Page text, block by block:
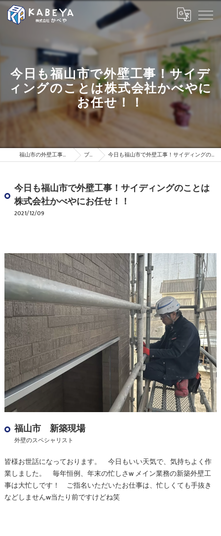
今日も福山市で外壁工事！サイデ
ィングのことは株式会社かべやに
お任せ！！
福山市の外壁工事は株式会社かべや ブログ 今日も福山市で外壁工事！サイディングのことは株式会社かべやにお任せ！！
今日も福山市で外壁工事！サイディングのことは
株式会社かべやにお任せ！！
2021/12/09
福山市 新築現場
外壁のスペシャリスト
皆様お世話になっております。 今日もいい天気で、気持ちよく作
業しました。 毎年恒例、年末の忙しさw メイン業務の新築外壁工
事は大忙しです！ ご指名いただいたお仕事は、忙しくても手抜き
などしませんw当たり前ですけどね笑